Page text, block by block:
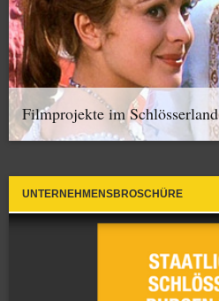
Filmprojekte im Schlösserland
UNTERNEHMENSBROSCHÜRE